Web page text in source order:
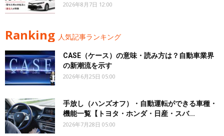
2026年8月7日 12:00
Ranking 人気記事ランキング
CASE（ケース）の意味・読み方は？自動車業界
の新潮流を示す
2026年6月25日 05:00
手放し（ハンズオフ）・自動運転ができる車種・
機能一覧【トヨタ・ホンダ・日産・スバ...
2026年7月28日 05:00